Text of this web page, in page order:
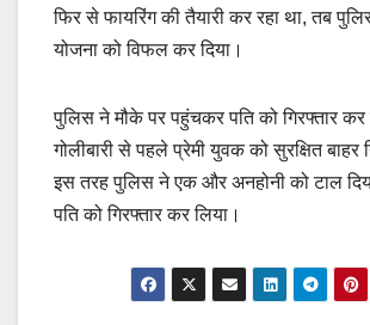
फिर से फायरिंग की तैयारी कर रहा था, तब
योजना को विफल कर दिया।
पुलिस ने मौके पर पहुंचकर पति को गिरफ्तार
गोलीबारी से पहले प्रेमी युवक को सुरक्षित बाहर
इस तरह पुलिस ने एक और अनहोनी को टाल
पति को गिरफ्तार कर लिया।